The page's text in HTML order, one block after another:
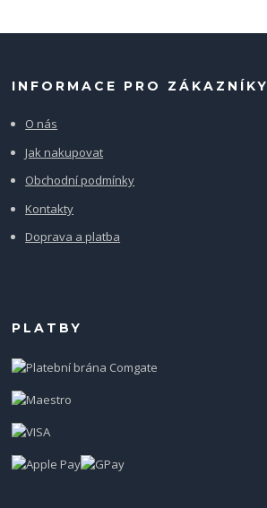
INFORMACE PRO ZÁKAZNÍKY
O nás
Jak nakupovat
Obchodní podmínky
Kontakty
Doprava a platba
PLATBY